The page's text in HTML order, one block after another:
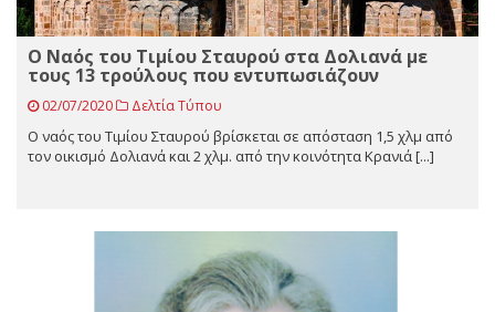
Ο Ναός του Τιμίου Σταυρού στα Δολιανά με
τους 13 τρούλους που εντυπωσιάζουν
02/07/2020 Δελτία Τύπου
Ο ναός του Τιμίου Σταυρού βρίσκεται σε απόσταση 1,5 χλμ από
τον οικισμό Δολιανά και 2 χλμ. από την κοινότητα Κρανιά [...]